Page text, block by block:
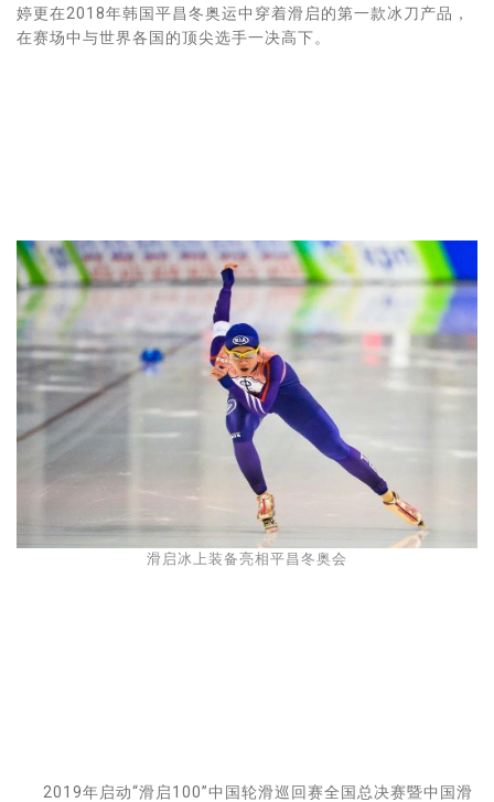
婷更在2018年韩国平昌冬奥运中穿着滑启的第一款冰刀产品，
在赛场中与世界各国的顶尖选手一决高下。
滑启冰上装备亮相平昌冬奥会
2019年启动“滑启100”中国轮滑巡回赛全国总决赛暨中国滑